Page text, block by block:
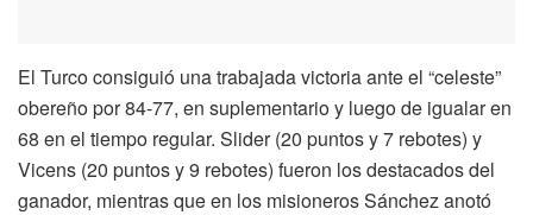
El Turco consiguió una trabajada victoria ante el “celeste”
obereño por 84-77, en suplementario y luego de igualar en
68 en el tiempo regular. Slider (20 puntos y 7 rebotes) y
Vicens (20 puntos y 9 rebotes) fueron los destacados del
ganador, mientras que en los misioneros Sánchez anotó